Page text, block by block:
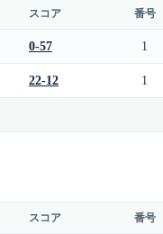
スコア 番号
0-57 1
22-12 1
スコア 番号